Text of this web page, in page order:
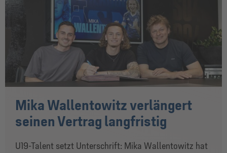
Mika Wallentowitz verlängert
seinen Vertrag langfristig
U19-Talent setzt Unterschrift: Mika Wallentowitz hat